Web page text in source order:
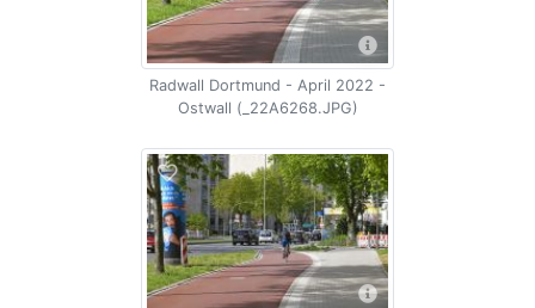
Radwall Dortmund - April 2022 -
Ostwall (_22A6268.JPG)